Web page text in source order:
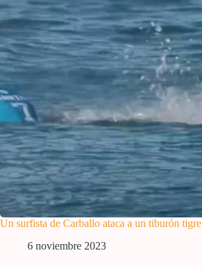
Un surfista de Carballo ataca a un tiburón
6 noviembre 2023